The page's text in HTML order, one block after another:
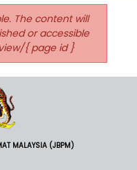
The content will
or accessible
{ page id }
MALAYSIA (JBPM)